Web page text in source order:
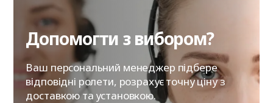
Допомогти з вибором?
Ваш персональний менеджер підбере
відповідні ролети, розрахує точну ціну з
доставкою та установкою.